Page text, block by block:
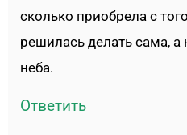
сколько приобрела с
решилась делать сама, а
неба.
Ответить